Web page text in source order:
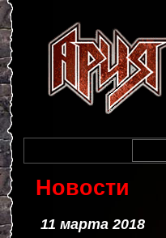
Новости
11 марта 2018